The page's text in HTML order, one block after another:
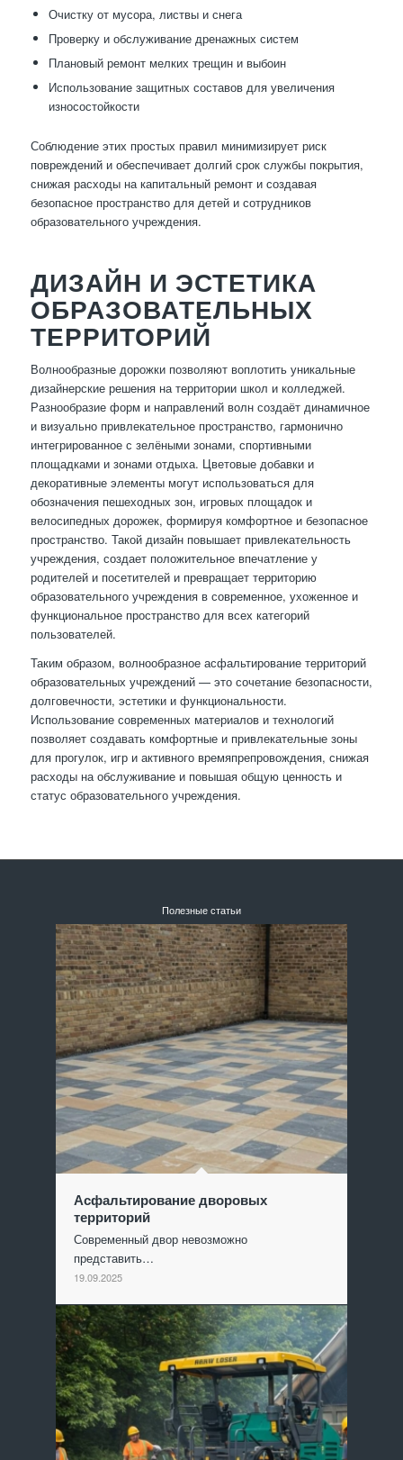
Очистку от мусора, листвы и снега
Проверку и обслуживание дренажных систем
Плановый ремонт мелких трещин и выбоин
Использование защитных составов для увеличения
износостойкости
Соблюдение этих простых правил минимизирует риск
повреждений и обеспечивает долгий срок службы покрытия,
снижая расходы на капитальный ремонт и создавая
безопасное пространство для детей и сотрудников
образовательного учреждения.
ДИЗАЙН И ЭСТЕТИКА
ОБРАЗОВАТЕЛЬНЫХ
ТЕРРИТОРИЙ
Волнообразные дорожки позволяют воплотить уникальные
дизайнерские решения на территории школ и колледжей.
Разнообразие форм и направлений волн создаёт динамичное
и визуально привлекательное пространство, гармонично
интегрированное с зелёными зонами, спортивными
площадками и зонами отдыха. Цветовые добавки и
декоративные элементы могут использоваться для
обозначения пешеходных зон, игровых площадок и
велосипедных дорожек, формируя комфортное и безопасное
пространство. Такой дизайн повышает привлекательность
учреждения, создает положительное впечатление у
родителей и посетителей и превращает территорию
образовательного учреждения в современное, ухоженное и
функциональное пространство для всех категорий
пользователей.
Таким образом, волнообразное асфальтирование территорий
образовательных учреждений — это сочетание безопасности,
долговечности, эстетики и функциональности.
Использование современных материалов и технологий
позволяет создавать комфортные и привлекательные зоны
для прогулок, игр и активного времяпрепровождения, снижая
расходы на обслуживание и повышая общую ценность и
статус образовательного учреждения.
Полезные статьи
Асфальтирование дворовых
территорий
Современный двор невозможно
представить…
19.09.2025